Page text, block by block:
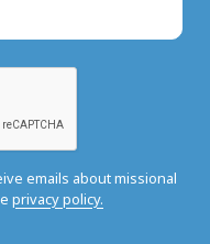
emails about missional
privacy policy.